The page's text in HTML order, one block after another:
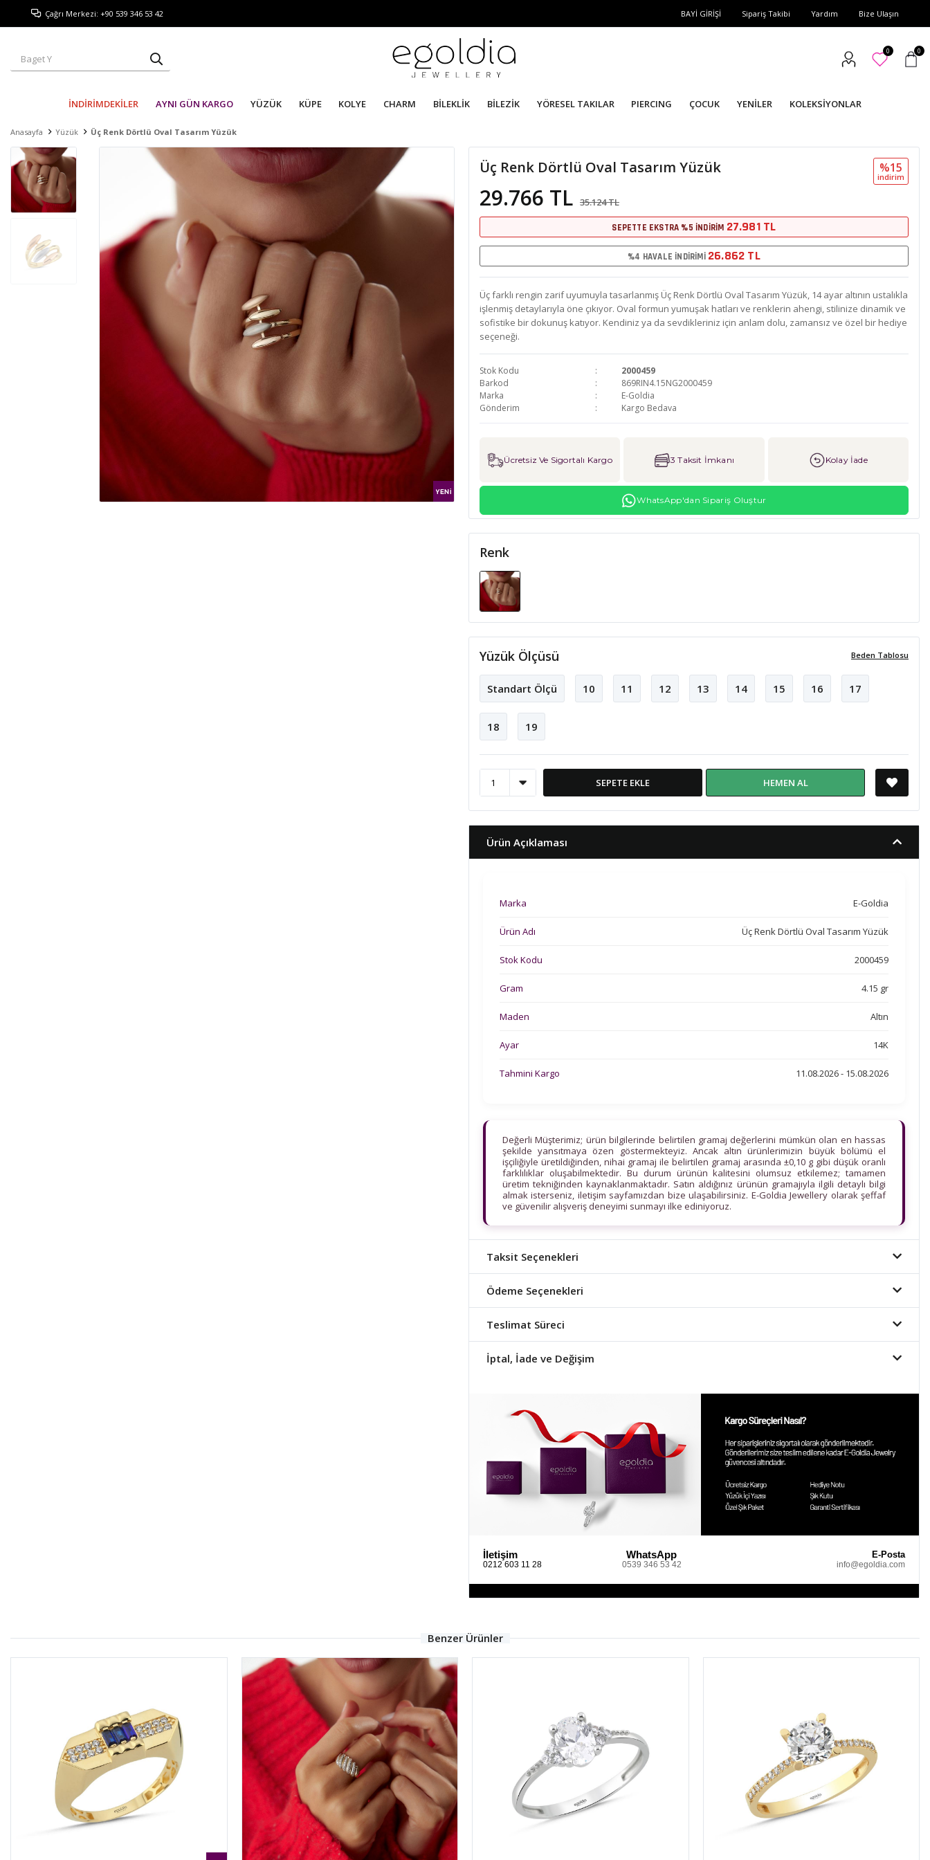
Çağrı Merkezi: +90 539 346 53 42 BAYİ GİRİŞİ Sipariş Takibi Yardım Bize Ulaşın
0 0
İNDİRİMDEKİLER AYNI GÜN KARGO YÜZÜK KÜPE KOLYE CHARM BİLEKLİK BİLEZİK YÖRESEL TAKILAR PIERCING ÇOCUK YENİLER KOLEKSİYONLAR
Anasayfa Yüzük Üç Renk Dörtlü Oval Tasarım Yüzük
Üç Renk Dörtlü Oval Tasarım Yüzük
29.766 TL 35.124 TL
%15
i̇ndi̇ri̇m
SEPETTE EKSTRA %5 İNDİRİM 27.981 TL
%4 HAVALE İNDİRİMİ 26.862 TL
Üç farklı rengin zarif uyumuyla tasarlanmış Üç Renk Dörtlü Oval Tasarım Yüzük, 14 ayar altının ustalıkla
işlenmiş detaylarıyla öne çıkıyor. Oval formun yumuşak hatları ve renklerin ahengi, stilinize dinamik ve
sofistike bir dokunuş katıyor. Kendiniz ya da sevdikleriniz için anlam dolu, zamansız ve özel bir hediye
seçeneği.
Stok Kodu
2000459
Barkod
869RIN4.15NG2000459
Marka
E-Goldia
Gönderim
Kargo Bedava
Ücretsiz Ve Sigortalı Kargo 3 Taksit İmkanı Kolay İade
WhatsApp'dan Sipariş Oluştur
Renk
Beden Tablosu
Yüzük Ölçüsü
Standart Ölçü 10 11 12 13 14 15 16 17
18 19
SEPETE EKLE HEMEN AL
Ürün Açıklaması
Marka E-Goldia
Ürün Adı Üç Renk Dörtlü Oval Tasarım Yüzük
Stok Kodu 2000459
Gram 4.15 gr
Maden Altın
Ayar 14K
Tahmini Kargo 11.08.2026 - 15.08.2026
Değerli Müşterimiz; ürün bilgilerinde belirtilen gramaj değerlerini mümkün olan en hassas
şekilde yansıtmaya özen göstermekteyiz. Ancak altın ürünlerimizin büyük bölümü el
işçiliğiyle üretildiğinden, nihai gramaj ile belirtilen gramaj arasında ±0,10 g gibi düşük oranlı
farklılıklar oluşabilmektedir. Bu durum ürünün kalitesini olumsuz etkilemez; tamamen
üretim tekniğinden kaynaklanmaktadır. Satın aldığınız ürünün gramajıyla ilgili detaylı bilgi
almak isterseniz, iletişim sayfamızdan bize ulaşabilirsiniz. E-Goldia Jewellery olarak şeffaf
ve güvenilir alışveriş deneyimi sunmayı ilke ediniyoruz.
Taksit Seçenekleri
Ödeme Seçenekleri
Teslimat Süreci
İptal, İade ve Değişim
İletişim
0212 603 11 28
WhatsApp
0539 346 53 42
E-Posta
info@egoldia.com
Benzer Ürünler